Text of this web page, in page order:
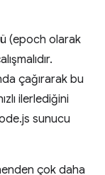
(epoch olarak
çağırarak bu
ilerlediğini
sunucu
çok daha